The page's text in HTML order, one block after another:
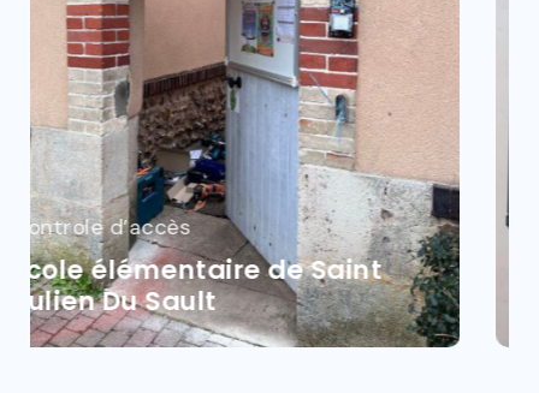
Alarme et vidéoprotection
Mairie de Trancault